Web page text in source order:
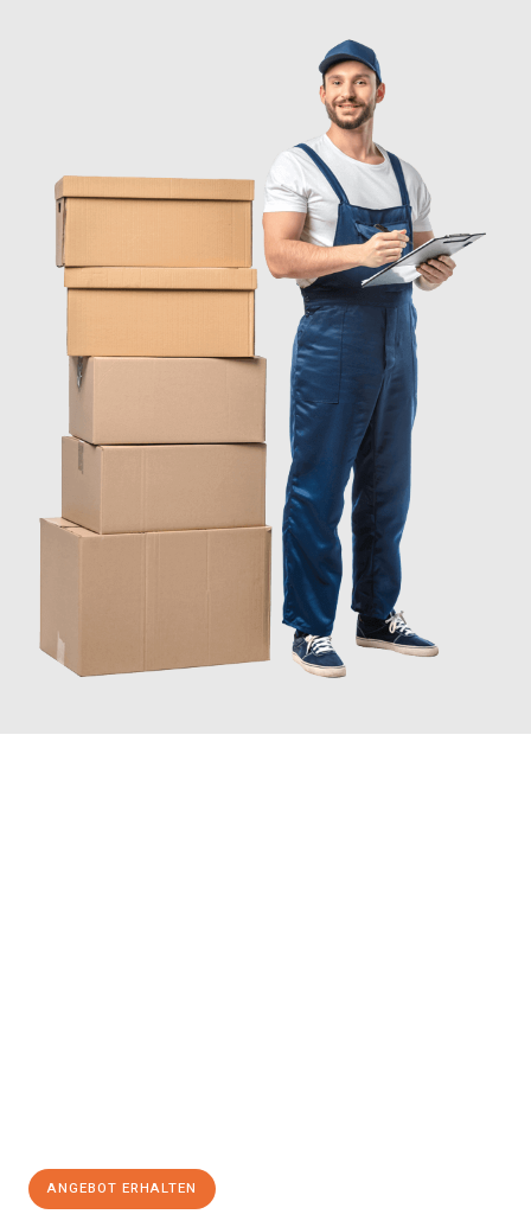
ANGEBOT ERHALTEN